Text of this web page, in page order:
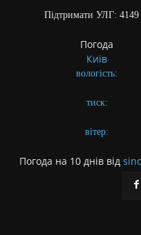
Підтримати УЛГ:
Погода
Київ
вологість:
тиск:
вітер:
Погода на 10 днів від